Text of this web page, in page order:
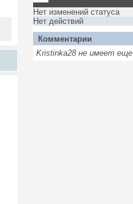
Нет изменений статуса
Нет действий
Комментарии
Kristinka28 не имеет